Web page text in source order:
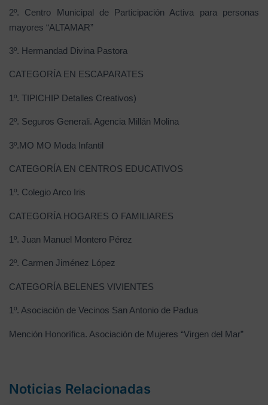
2º. Centro Municipal de Participación Activa para personas
mayores “ALTAMAR”
3º. Hermandad Divina Pastora
CATEGORÍA EN ESCAPARATES
1º. TIPICHIP Detalles Creativos)
2º. Seguros Generali. Agencia Millán Molina
3º.MO MO Moda Infantil
CATEGORÍA EN CENTROS EDUCATIVOS
1º. Colegio Arco Iris
CATEGORÍA HOGARES O FAMILIARES
1º. Juan Manuel Montero Pérez
2º. Carmen Jiménez López
CATEGORÍA BELENES VIVIENTES
1º. Asociación de Vecinos San Antonio de Padua
Mención Honorífica. Asociación de Mujeres “Virgen del Mar”
Noticias Relacionadas